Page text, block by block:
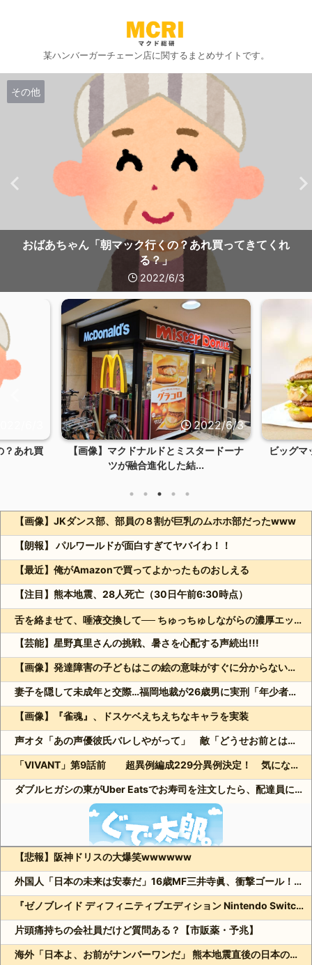
某ハンバーガーチェーン店に関するまとめサイトです。
その他
おばあちゃん「朝マック行くの？あれ買ってきてくれ
る？」
2022/6/3
？あれ買
2022/6/3
【画像】マクドナルドとミスタードーナ
ツが融合進化した結...
ビッグマ
【画像】JKダンス部、部員の８割が巨乳のムホホ部だったwww
【朗報】 パルワールドが面白すぎてヤバイわ！！
【最近】俺がAmazonで買ってよかったものおしえる
【注目】熊本地震、28人死亡（30日午前6:30時点）
舌を絡ませて、唾液交換して── ちゅっちゅしながらの濃厚エッ画像♪
【芸能】星野真里さんの挑戦、暑さを心配する声続出!!!
【画像】発達障害の子どもはこの絵の意味がすぐに分からないらしい
妻子を隠して未成年と交際…福岡地裁が26歳男に実刑「年少者の未熟さにつけ込んだ」
【画像】『雀魂』、ドスケベえちえちなキャラを実装
声オタ「あの声優彼氏バレしやがって」 敵「どうせお前とは付き合えないのにｗ」←これ
「VIVANT」第9話前 超異例編成229分異例決定！ 気になる「裏の裏」黒須（松坂桃李）飛び交う考察
ダブルヒガシの東がUber Eatsでお寿司を注文したら、配達員に全て食べられる!?
Powered by livedoor 相互RSS
【悲報】阪神ドリスの大爆笑wwwwww
外国人「日本の未来は安泰だ」16歳MF三井寺眞、衝撃ゴール！久保建英超え歴代2位の記録！3得点に絡む活躍で海外絶賛！【海外の反応】
『ゼノブレイド ディフィニティブエディション Nintendo Switch 2 Edition』3,713 本
片頭痛持ちの会社員だけど質問ある？【市販薬・予兆】
海外「日本よ、お前がナンバーワンだ」 熊本地震直後の日本の対応のスピードに世界が衝撃